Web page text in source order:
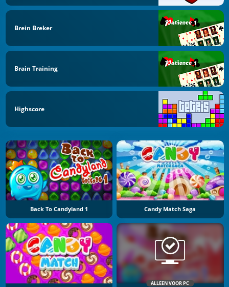
Brein Breker
Brain Training
Highscore
Back To Candyland 1 Candy Match Saga
ALLEEN VOOR PC